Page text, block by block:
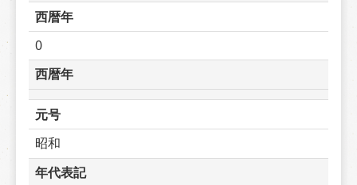
西暦年
0
西暦年
元号
昭和
年代表記